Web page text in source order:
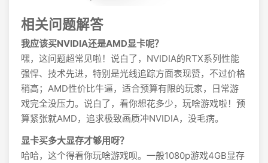
相关问题解答
我应该买NVIDIA还是AMD显卡呢？
嘿，这问题超常见啦！说白了，NVIDIA的RTX系列性能
强悍、技术先进，特别是光线追踪方面表现赞，不过价格
稍高；AMD性价比牛逼，适合预算有限的玩家，日常游
戏完全没压力。说白了，看你想花多少，玩啥游戏啦！预
算紧张就AMD，追求极致画质冲NVIDIA，没毛病。
显卡买多大显存才够用呀？
哈哈，这个得看你玩啥游戏呗。一般1080p游戏4GB显存